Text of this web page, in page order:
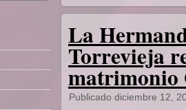
La
Torrevieja
matrimonio
Publicado diciembre 12,